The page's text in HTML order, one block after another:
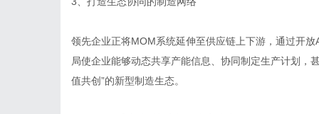
领先企业正将MOM系统延伸至供应链上下游，通过开
局使企业能够动态共享产能信息、协同制定生产计划，
值共创”的新型制造生态。